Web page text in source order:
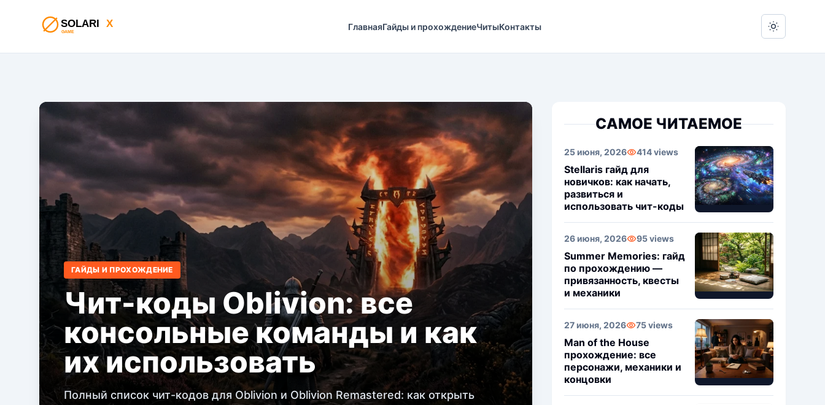
ГлавнаяГайды и прохождениеЧитыКонтакты Switch to
ГАЙДЫ И ПРОХОЖДЕНИЕ
Чит-коды Oblivion: все
консольные команды и как
их использовать
Полный список чит-кодов для Oblivion и Oblivion Remastered: как открыть
САМОЕ ЧИТАЕМОЕ
25 июня, 2026 414 views
Stellaris гайд для
новичков: как начать,
развиться и
использовать чит-коды
26 июня, 2026 95 views
Summer Memories: гайд
по прохождению —
привязанность, квесты
и механики
27 июня, 2026 75 views
Man of the House
прохождение: все
персонажи, механики и
концовки